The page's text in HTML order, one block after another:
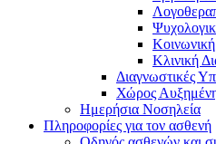
Κλινική
Διαγνωστικές
Χώρος
Ημερήσια Νοσηλεία
Πληροφορίες για τον ασθενή